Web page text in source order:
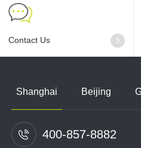
Contact Us
Shanghai Beijing
400-857-8882